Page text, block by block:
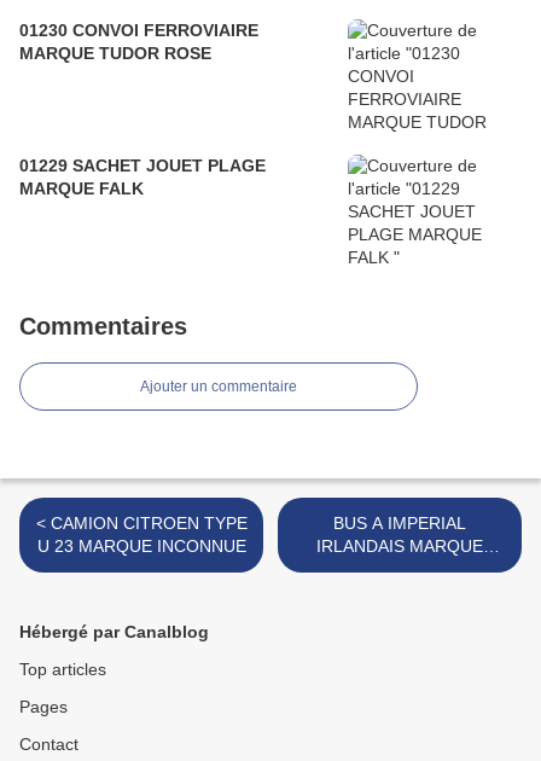
01230 CONVOI FERROVIAIRE
MARQUE TUDOR ROSE
01229 SACHET JOUET PLAGE
MARQUE FALK
Commentaires
Ajouter un commentaire
< CAMION CITROEN TYPE
U 23 MARQUE INCONNUE
BUS A IMPERIAL
IRLANDAIS MARQUE
INCONNUE >
Hébergé par Canalblog
Top articles
Pages
Contact